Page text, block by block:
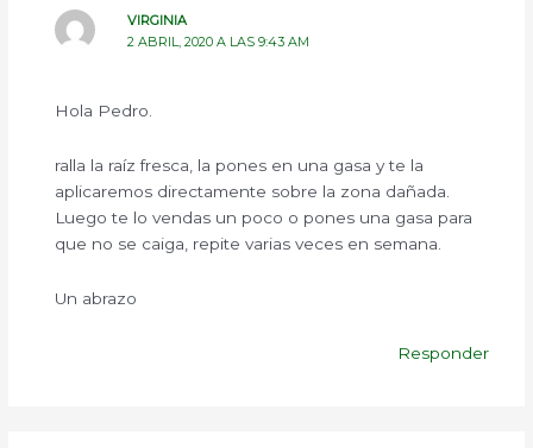
VIRGINIA
2 ABRIL, 2020 A LAS 9:43 AM
Hola Pedro.
ralla la raíz fresca, la pones en una gasa y te la
aplicaremos directamente sobre la zona dañada.
Luego te lo vendas un poco o pones una gasa para
que no se caiga, repite varias veces en semana.
Un abrazo
Responder